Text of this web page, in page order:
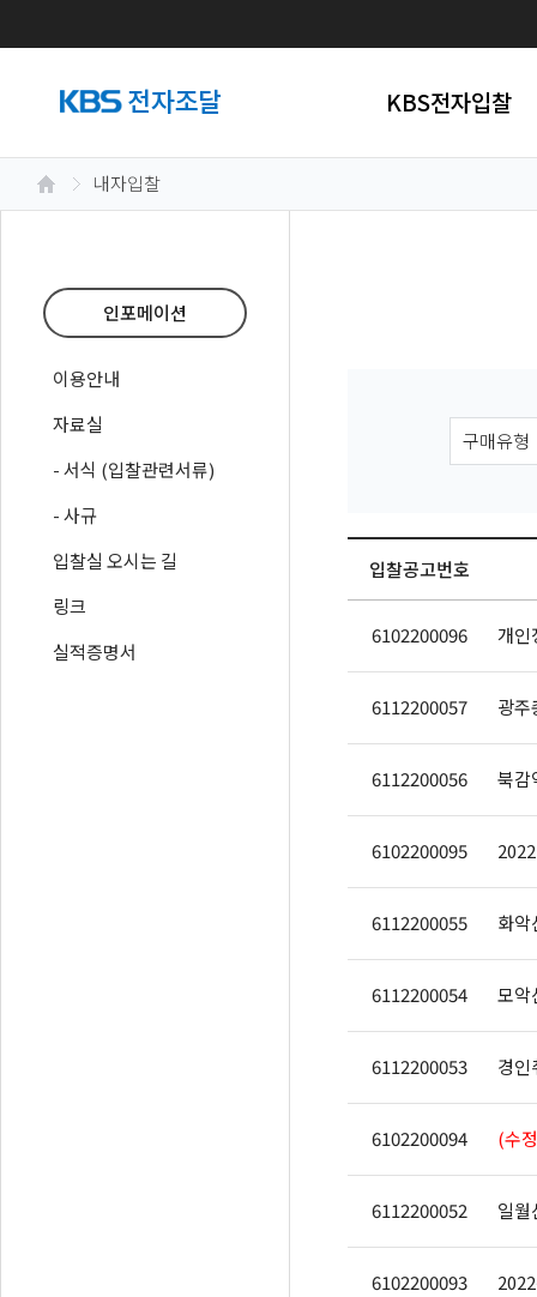
KBS전자입찰
내자입찰
인포메이션
이용안내
자료실
- 서식 (입찰관련서류)
- 사규
입찰실 오시는 길
링크
실적증명서
입찰공고번호
6102200096
6112200057
6112200056
6102200095
6112200055 화악
6112200054
6112200053
6102200094 (수
6112200052 일월
6102200093